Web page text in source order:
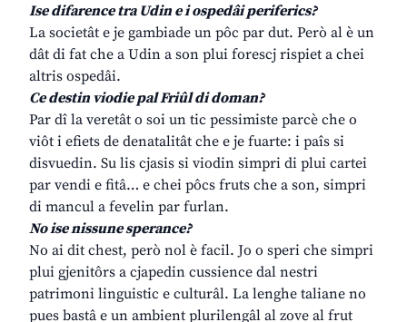
Ise difarence tra Udin e i ospedâi periferics?
La societât e je gambiade un pôc par dut. Però al è un
dât di fat che a Udin a son plui forescj rispiet a chei
altris ospedâi.
Ce destin viodie pal Friûl di doman?
Par dî la veretât o soi un tic pessimiste parcè che o
viôt i efiets de denatalitât che e je fuarte: i paîs si
disvuedin. Su lis cjasis si viodin simpri di plui cartei
par vendi e fitâ… e chei pôcs fruts che a son, simpri
di mancul a fevelin par furlan.
No ise nissune sperance?
No ai dit chest, però nol è facil. Jo o speri che simpri
plui gjenitôrs a cjapedin cussience dal nestri
patrimoni linguistic e culturâl. La lenghe taliane no
pues bastâ e un ambient plurilengâl al zove al frut